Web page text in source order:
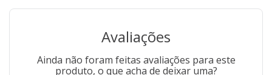
Avaliações
Ainda não foram feitas avaliações para este
produto, o que acha de deixar uma?